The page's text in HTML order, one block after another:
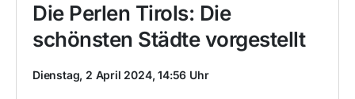
Die Perlen Tirols: Die
schönsten Städte vorgestellt
Dienstag, 2 April 2024, 14:56 Uhr